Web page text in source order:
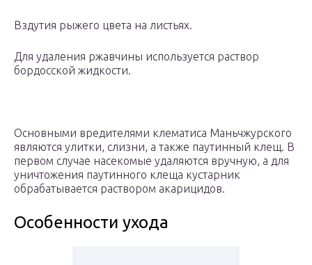
Вздутия рыжего цвета на листьях.
Для удаления ржавчины используется раствор
бордосской жидкости.
Основными вредителями клематиса Маньчжурского
являются улитки, слизни, а также паутинный клещ. В
первом случае насекомые удаляются вручную, а для
уничтожения паутинного клеща кустарник
обрабатывается раствором акарицидов.
Особенности ухода